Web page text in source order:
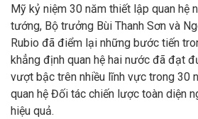
Mỹ kỷ niệm 30 năm thiết lập quan hệ
tướng, Bộ trưởng Bùi Thanh Sơn và
Rubio đã điểm lại những bước tiến
khẳng định quan hệ hai nước đã đạt
vượt bậc trên nhiều lĩnh vực trong 30
quan hệ Đối tác chiến lược toàn diện
hiệu quả.